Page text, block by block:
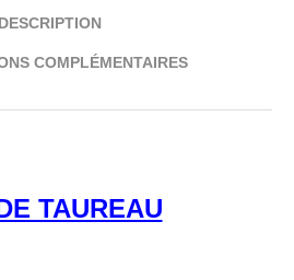
DESCRIPTION
COMPLÉMENTAIRES
TAUREAU